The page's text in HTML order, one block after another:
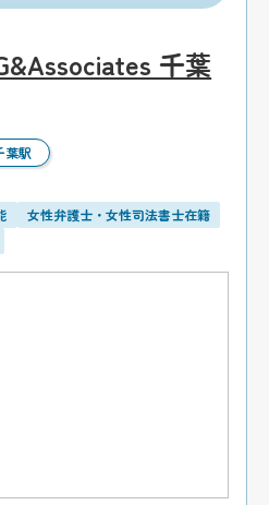
千葉
葉駅
女性弁護士・女性司法書士在籍